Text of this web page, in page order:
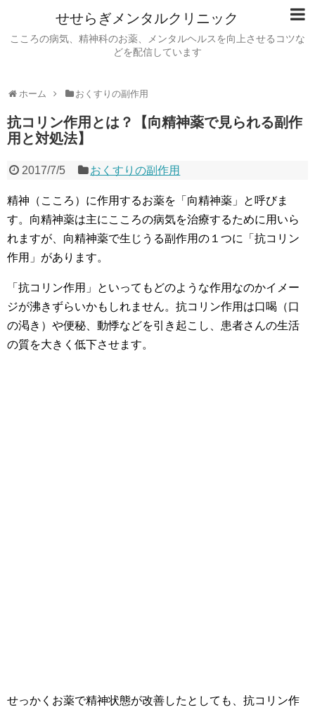
せせらぎメンタルクリニック
こころの病気、精神科のお薬、メンタルヘルスを向上させるコツな
どを配信しています
ホーム おくすりの副作用
抗コリン作用とは？【向精神薬で見られる副作
用と対処法】
2017/7/5 おくすりの副作用
精神（こころ）に作用するお薬を「向精神薬」と呼びま
す。向精神薬は主にこころの病気を治療するために用いら
れますが、向精神薬で生じうる副作用の１つに「抗コリン
作用」があります。
「抗コリン作用」といってもどのような作用なのかイメー
ジが沸きずらいかもしれません。抗コリン作用は口喝（口
の渇き）や便秘、動悸などを引き起こし、患者さんの生活
の質を大きく低下させます。
せっかくお薬で精神状態が改善したとしても、抗コリン作